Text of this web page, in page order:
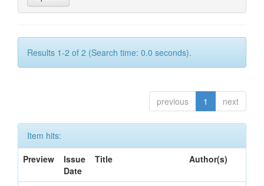
Results 1-2 of 2 (Search time: 0.0 seconds).
previous 1 next
Item hits:
Preview
Issue
Date
Title Author(s)